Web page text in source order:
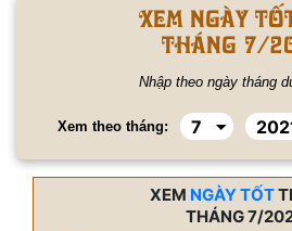
Xem ngày
tháng 7/
Nhập theo ngày tháng
Xem theo tháng:
XEM NGÀY TỐT
THÁNG 7/